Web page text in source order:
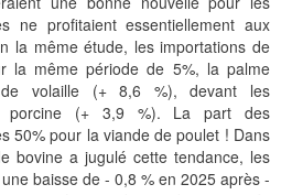
ne profitaient essentiellement aux
la même étude, les importations de
la même période de 5%, la palme
volaille (+ 8,6 %), devant les
porcine (+ 3,9 %). La part des
50% pour la viande de poulet ! Dans
bovine a jugulé cette tendance, les
baisse de - 0,8 % en 2025 après -